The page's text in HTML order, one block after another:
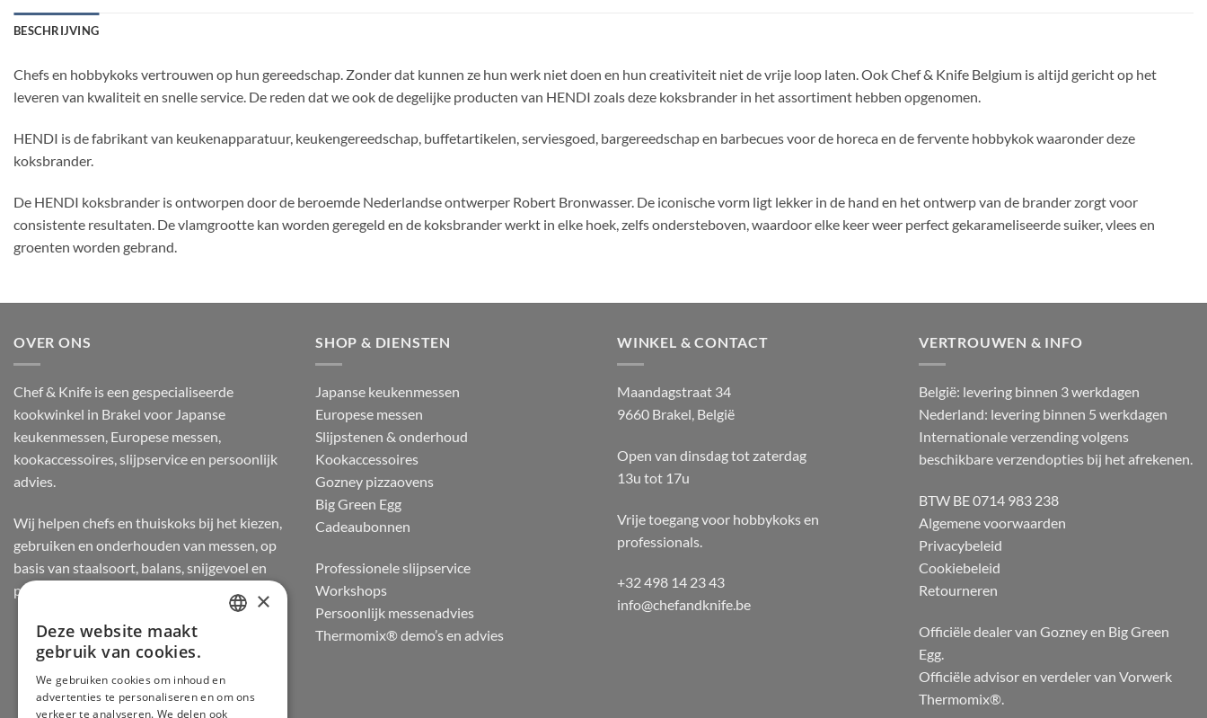
BESCHRIJVING
Chefs en hobbykoks vertrouwen op hun gereedschap. Zonder dat kunnen ze hun werk niet doen en hun creativiteit niet de vrije loop laten.Ook Chef & Knife Belgium isaltijd gericht op het
leveren van kwaliteit en snelle service. De reden dat we ook de degelijke producten van HENDI zoals deze koksbrander in het assortiment hebben opgenomen.
HENDI is de fabrikant van keukenapparatuur, keukengereedschap, buffetartikelen, serviesgoed, bargereedschap en barbecues voor de horeca en de fervente hobbykok waaronder deze
koksbrander.
De HENDI koksbrander is ontworpen door de beroemde Nederlandse ontwerper Robert Bronwasser. De iconische vorm ligt lekker in de hand en het ontwerp van de brander zorgt voor
consistente resultaten. De vlamgrootte kan worden geregeld en de koksbrander werkt in elke hoek, zelfs ondersteboven, waardoor elke keer weer perfect gekarameliseerde suiker, vlees en
groenten worden gebrand.
OVER ONS
Chef & Knife is een gespecialiseerde
kookwinkel in Brakel voor Japanse
keukenmessen, Europese messen,
kookaccessoires, slijpservice en persoonlijk
advies.
Wij helpen chefs en thuiskoks bij het kiezen,
gebruiken en onderhouden van messen, op
basis van staalsoort, balans, snijgevoel en
praktijkervaring.
SHOP & DIENSTEN
Japanse keukenmessen
Europese messen
Slijpstenen & onderhoud
Kookaccessoires
Gozney pizzaovens
Big Green Egg
Cadeaubonnen
Professionele slijpservice
Workshops
Persoonlijk messenadvies
Thermomix® demo’s en advies
WINKEL & CONTACT
Maandagstraat 34
9660 Brakel, België
Open van dinsdag tot zaterdag
13u tot 17u
Vrije toegang voor hobbykoks en
professionals.
+32 498 14 23 43
info@chefandknife.be
VERTROUWEN & INFO
België: levering binnen 3 werkdagen
Nederland: levering binnen 5 werkdagen
Internationale verzending volgens
beschikbare verzendopties bij het afrekenen.
BTW BE 0714 983 238
Algemene voorwaarden
Privacybeleid
Cookiebeleid
Retourneren
Officiële dealer van Gozney en Big Green
Egg.
Officiële advisor en verdeler van Vorwerk
Thermomix®.
GERMAN
×
Deze website maakt
gebruik van cookies.
We gebruiken cookies om inhoud en
advertenties te personaliseren en om ons
verkeer te analyseren. We delen ook